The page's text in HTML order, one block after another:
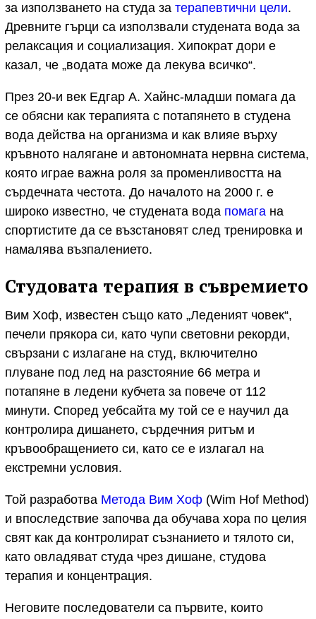
за използването на студа за терапевтични цели.
Древните гърци са използвали студената вода за
релаксация и социализация. Хипократ дори е
казал, че „водата може да лекува всичко“.
През 20-и век Едгар А. Хайнс-младши помага да
се обясни как терапията с потапянето в студена
вода действа на организма и как влияе върху
кръвното налягане и автономната нервна система,
която играе важна роля за променливостта на
сърдечната честота. До началото на 2000 г. е
широко известно, че студената вода помага на
спортистите да се възстановят след тренировка и
намалява възпалението.
Студовата терапия в съвремието
Вим Хоф, известен също като „Леденият човек“,
печели прякора си, като чупи световни рекорди,
свързани с излагане на студ, включително
плуване под лед на разстояние 66 метра и
потапяне в ледени кубчета за повече от 112
минути. Според уебсайта му той се е научил да
контролира дишането, сърдечния ритъм и
кръвообращението си, като се е излагал на
екстремни условия.
Той разработва Метода Вим Хоф (Wim Hof Method)
и впоследствие започва да обучава хора по целия
свят как да контролират съзнанието и тялото си,
като овладяват студа чрез дишане, студова
терапия и концентрация.
Неговите последователи са първите, които